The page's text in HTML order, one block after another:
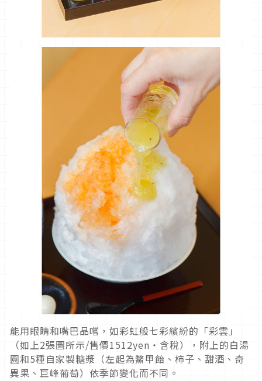
能用眼睛和嘴巴品嚐，如彩虹般七彩繽紛的「彩雲」
（如上2張圖所示/售價1512yen‧含稅），附上的白湯
圓和5種自家製糖漿（左起為鱉甲飴、柿子、甜酒、奇
異果、巨峰葡萄）依季節變化而不同。